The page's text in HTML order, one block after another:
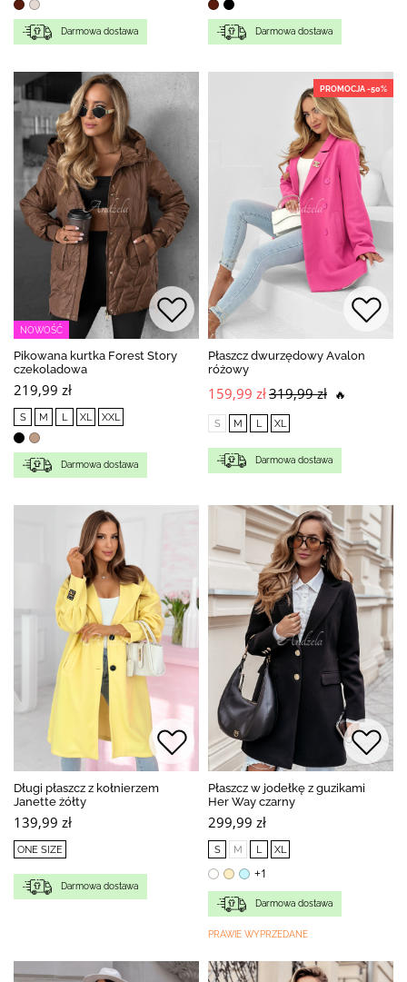
Darmowa dostawa Darmowa dostawa
NOWOŚĆ
Pikowana kurtka Forest Story
czekoladowa
219,99 zł
S M L XL XXL
Darmowa dostawa
PROMOCJA -50%
Płaszcz dwurzędowy Avalon
różowy
159,99 zł319,99 zł 🔥
S M L XL
Darmowa dostawa
Długi płaszcz z kołnierzem
Janette żółty
139,99 zł
ONE SIZE
Darmowa dostawa
Płaszcz w jodełkę z guzikami
Her Way czarny
299,99 zł
S M L XL
+1
Darmowa dostawa
PRAWIE WYPRZEDANE